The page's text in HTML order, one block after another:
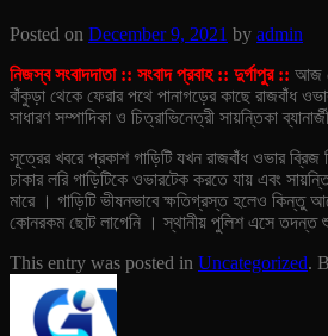
Posted on December 9, 2021 by admin
নিজস্ব সংবাদদাতা :: সংবাদ প্রবাহ :: দুর্গাপুর :: আজ
বাঁকুড়া থেকে ফেরার পথে পানাগড়ের কাছে রাজবাঁধ
সাধারণ সম্পাদিকা ও চিত্রাভিনেত্রী সায়ন্তিকা
সূত্রের খবরে প্রকাশ গাড়িটি যখন রাজবাঁধ ওভার
চাকার লরি গাড়িটিকে ওভারটেক করতে যায় এবং
মারে । গাড়িটি ভীষনভাবে ক্ষতিগ্রস্ত হলেও কিন্তু
কোনরকম ছোট লাগেনি । স্থানীয় পুলিশ এসে তদন্ত
This entry was posted in Uncategorized.